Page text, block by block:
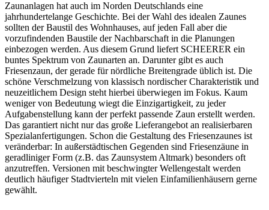
Zaunanlagen hat auch im Norden Deutschlands eine
jahrhundertelange Geschichte. Bei der Wahl des idealen Zaunes
sollten der Baustil des Wohnhauses, auf jeden Fall aber die
vorzufindenden Baustile der Nachbarschaft in die Planungen
einbezogen werden. Aus diesem Grund liefert SCHEERER ein
buntes Spektrum von Zaunarten an. Darunter gibt es auch
Friesenzaun, der gerade für nördliche Breitengrade üblich ist. Die
schöne Verschmelzung von klassisch nordischer Charakteristik und
neuzeitlichem Design steht hierbei überwiegen im Fokus. Kaum
weniger von Bedeutung wiegt die Einzigartigkeit, zu jeder
Aufgabenstellung kann der perfekt passende Zaun erstellt werden.
Das garantiert nicht nur das große Lieferangebot an realisierbaren
Spezialanfertigungen. Schon die Gestaltung des Friesenzaunes ist
veränderbar: In außerstädtischen Gegenden sind Friesenzäune in
geradliniger Form (z.B. das Zaunsystem Altmark) besonders oft
anzutreffen. Versionen mit beschwingter Wellengestalt werden
deutlich häufiger Stadtvierteln mit vielen Einfamilienhäusern gerne
gewählt.